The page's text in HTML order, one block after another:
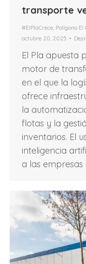
transporte
#ElPlaCrece, Polígono
octubre 20, 2025
El Pla apuesta
motor de
en el que la
ofrece
la
flotas y la
inventarios. El
inteligencia
a las empresas